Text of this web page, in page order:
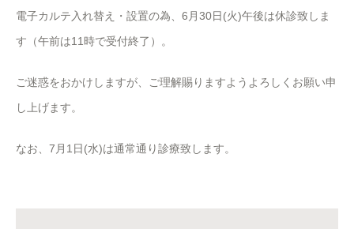
電子カルテ入れ替え・設置の為、6月30日(火)午後は休診致しま
す（午前は11時で受付終了）。
ご迷惑をおかけしますが、ご理解賜りますようよろしくお願い申
し上げます。
なお、7月1日(水)は通常通り診療致します。